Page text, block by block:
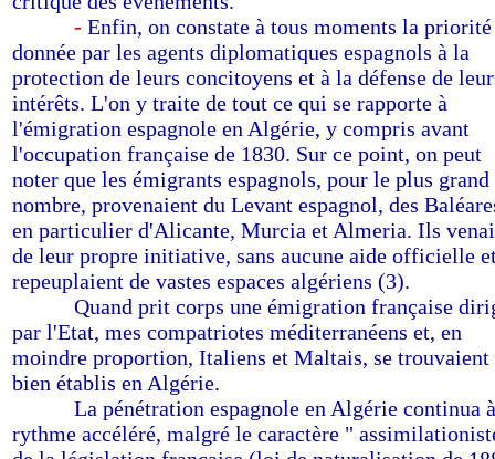
- Enfin, on constate à tous moments la priorité
donnée par les agents diplomatiques espagnols à la
protection de leurs concitoyens et à la défense de
intérêts. L'on y traite de tout ce qui se rapporte à
l'émigration espagnole en Algérie, y compris avant
l'occupation française de 1830. Sur ce point, on peut
noter que les émigrants espagnols, pour le plus grand
nombre, provenaient du Levant espagnol, des
en particulier d'Alicante, Murcia et Almeria. Ils
de leur propre initiative, sans aucune aide officielle
repeuplaient de vastes espaces algériens (3).
Quand prit corps une émigration française
par l'Etat, mes compatriotes méditerranéens et, en
moindre proportion, Italiens et Maltais, se trouvaient
bien établis en Algérie.
La pénétration espagnole en Algérie continua
rythme accéléré, malgré le caractère "